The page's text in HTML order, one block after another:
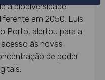
a biodiversidade
em 2050. Luís
Porto, alertou para a
às novas
de poder